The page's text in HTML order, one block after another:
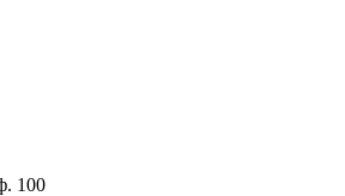
100